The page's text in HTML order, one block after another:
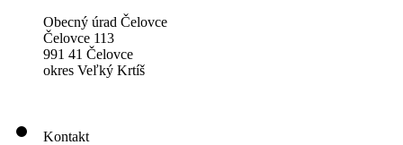
Obecný úrad Čelovce
Čelovce 113
991 41 Čelovce
okres Veľký Krtíš
Kontakt